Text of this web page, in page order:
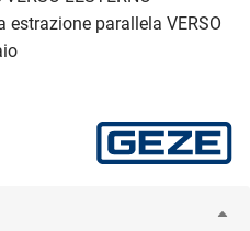
parallela VERSO